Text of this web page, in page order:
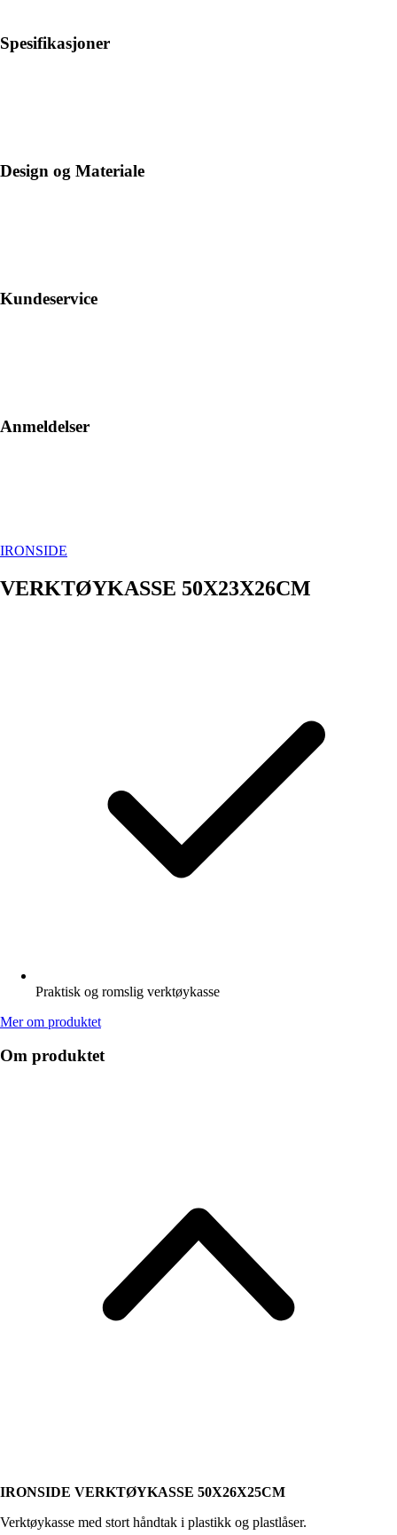
Spesifikasjoner
Design og Materiale
Kundeservice
Anmeldelser
IRONSIDE
VERKTØYKASSE 50X23X26CM
Praktisk og romslig verktøykasse
Mer om produktet
Om produktet
IRONSIDE VERKTØYKASSE 50X26X25CM
Verktøykasse med stort håndtak i plastikk og plastlåser.